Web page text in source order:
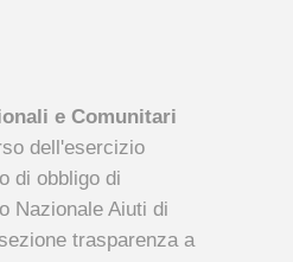
e Comunitari
dell'esercizio
di obbligo di
Nazionale Aiuti di
trasparenza a